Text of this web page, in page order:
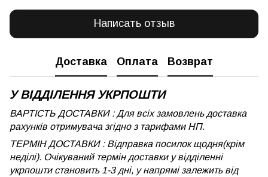
Написать отзыв
Доставка Оплата Возврат
У ВІДДІЛЕННЯ УКРПОШТИ
ВАРТІСТЬ ДОСТАВКИ : Для всіх замовлень доставка
рахунків отримувача згідно з тарифами НП.
ТЕРМІН ДОСТАВКИ : Відправка посилок щодня(крім
неділі). Очікуваний термін доставки у відділенні
укрпошти становить 1-3 дні, у напрямі залежить від